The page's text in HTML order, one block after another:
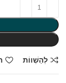
לְהַשְׁווֹת